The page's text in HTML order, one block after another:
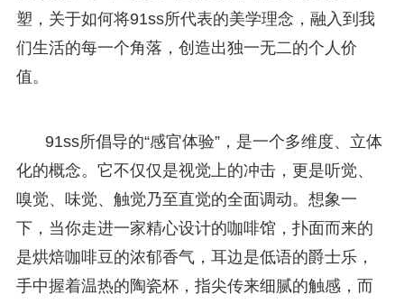
塑，关于如何将91ss所代表的美学理念，融入到我
们生活的每一个角落，创造出独一无二的个人价
值。
91ss所倡导的“感官体验”，是一个多维度、立体
化的概念。它不仅仅是视觉上的冲击，更是听觉、
嗅觉、味觉、触觉乃至直觉的全面调动。想象一
下，当你走进一家精心设计的咖啡馆，扑面而来的
是烘焙咖啡豆的浓郁香气，耳边是低语的爵士乐，
手中握着温热的陶瓷杯，指尖传来细腻的触感，而